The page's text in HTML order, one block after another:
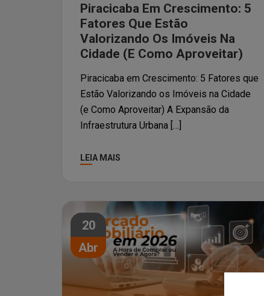
Piracicaba Em Crescimento: 5
Fatores Que Estão
Valorizando Os Imóveis Na
Cidade (e Como Aproveitar)
Piracicaba em Crescimento: 5 Fatores que
Estão Valorizando os Imóveis na Cidade
(e Como Aproveitar) A Expansão da
Infraestrutura Urbana […]
LEIA MAIS
20
Abr